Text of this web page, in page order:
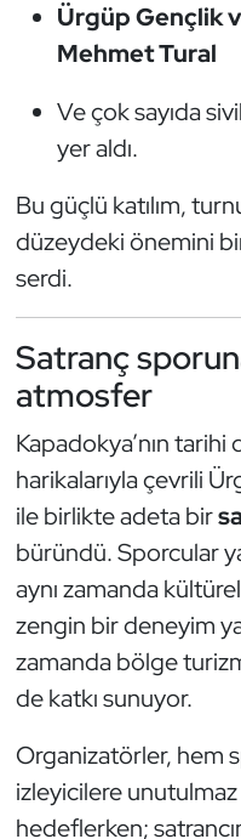
Ürgüp Gençlik
Mehmet Tural
Ve çok sayıda
yer aldı.
Bu güçlü katılım,
düzeydeki önemini
serdi.
Satranç
atmosfer
Kapadokya’nın
harikalarıyla çevrili
ile birlikte adeta bir
büründü. Sporcular
aynı zamanda
zengin bir deneyim
zamanda bölge
de katkı sunuyor.
Organizatörler, hem
izleyicilere
hedeflerken;
Satranç
Su Topu
Sualtı Sporları
Tekvando
Tenis
Voleybol
Vücut Geliştirme
Wushu Kungfu
Yelken
Yüzme